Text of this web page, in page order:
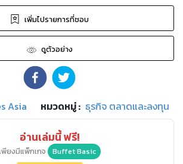
เพิ่มไปรายการที่ชอบ
ดูตัวอย่าง
Asia หมวดหมู่: ธุรกิจ ตลาดและลงทุน
อ่านเล่มนี้ ฟรี!
พียงมีแพ็กเกจ Buffet Basic